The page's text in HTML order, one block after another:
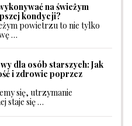
na świeżym
kondycji?
powietrzu to nie tylko
…
dla osób starszych: Jak
i zdrowie poprzez
się, utrzymanie
staje się …